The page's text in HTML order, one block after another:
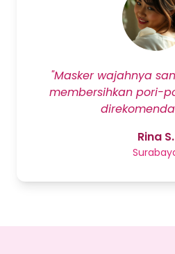
"Masker wajahnya
membersihkan pori-
Rina S.